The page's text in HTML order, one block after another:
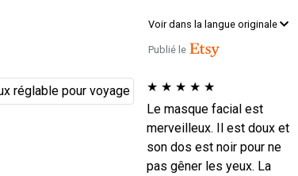
Voir dans la langue originale
Publié le
★ ★ ★ ★ ★
Le masque facial est
merveilleux. Il est doux et
son dos est noir pour ne
pas gêner les yeux. La